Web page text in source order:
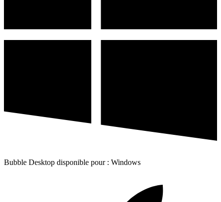
Bubble Desktop disponible pour : Windows